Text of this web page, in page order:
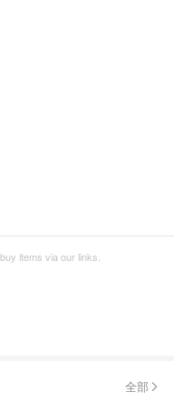
items via our links.
全部